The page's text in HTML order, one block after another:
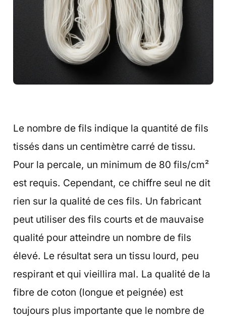
Le nombre de fils indique la quantité de fils
tissés dans un centimètre carré de tissu.
Pour la percale, un minimum de 80 fils/cm²
est requis. Cependant, ce chiffre seul ne dit
rien sur la qualité de ces fils. Un fabricant
peut utiliser des fils courts et de mauvaise
qualité pour atteindre un nombre de fils
élevé. Le résultat sera un tissu lourd, peu
respirant et qui vieillira mal. La qualité de la
fibre de coton (longue et peignée) est
toujours plus importante que le nombre de